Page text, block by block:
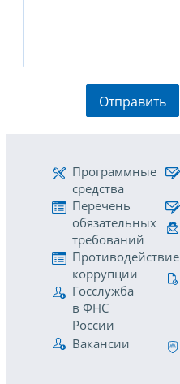
Отправить
Программные
средства
Перечень
обязательных
требований
Противодействие
коррупции
Госслужба
в ФНС
России
Вакансии